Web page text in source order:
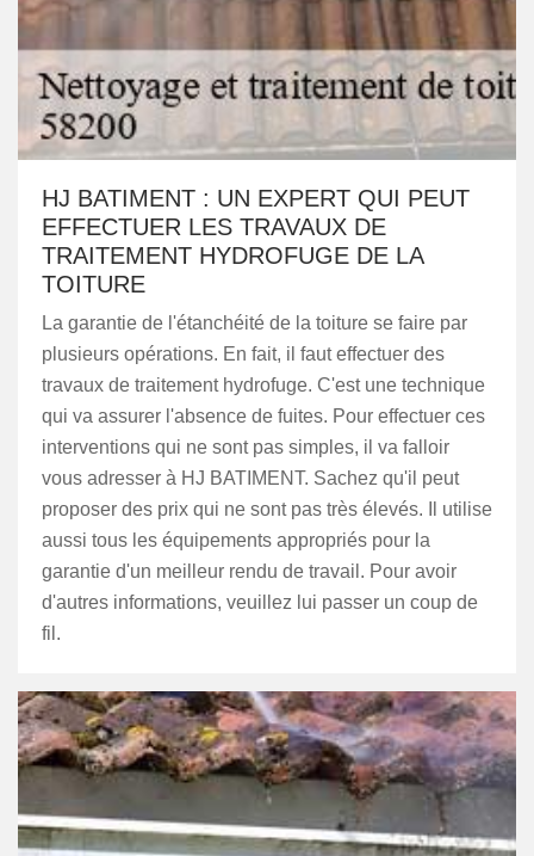
HJ BATIMENT : UN EXPERT QUI PEUT
EFFECTUER LES TRAVAUX DE
TRAITEMENT HYDROFUGE DE LA
TOITURE
La garantie de l'étanchéité de la toiture se faire par
plusieurs opérations. En fait, il faut effectuer des
travaux de traitement hydrofuge. C'est une technique
qui va assurer l'absence de fuites. Pour effectuer ces
interventions qui ne sont pas simples, il va falloir
vous adresser à HJ BATIMENT. Sachez qu'il peut
proposer des prix qui ne sont pas très élevés. Il utilise
aussi tous les équipements appropriés pour la
garantie d'un meilleur rendu de travail. Pour avoir
d'autres informations, veuillez lui passer un coup de
fil.